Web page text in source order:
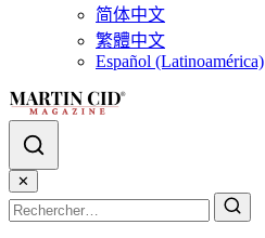
简体中文
繁體中文
Español (Latinoamérica)
✕